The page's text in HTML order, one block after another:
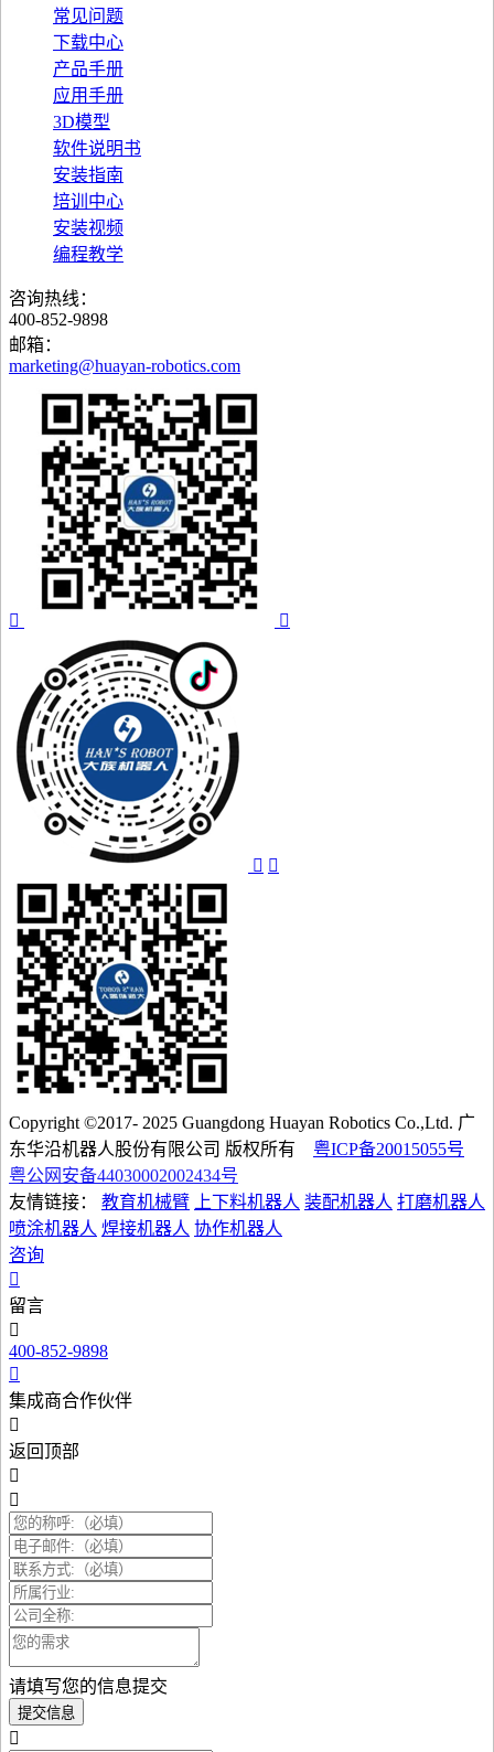
常见问题
下载中心
产品手册
应用手册
3D模型
软件说明书
安装指南
培训中心
安装视频
编程教学
咨询热线：
400-852-9898
邮箱：
marketing@huayan-robotics.com
Copyright ©2017- 2025 Guangdong Huayan Robotics Co.,Ltd. 广
东华沿机器人股份有限公司 版权所有 粤ICP备20015055号
粤公网安备44030002002434号
友情链接：
教育机械臂 上下料机器人 装配机器人 打磨机器人
喷涂机器人 焊接机器人 协作机器人
咨询
留言
400-852-9898
集成商合作伙伴
返回顶部
请填写您的信息提交
提交信息